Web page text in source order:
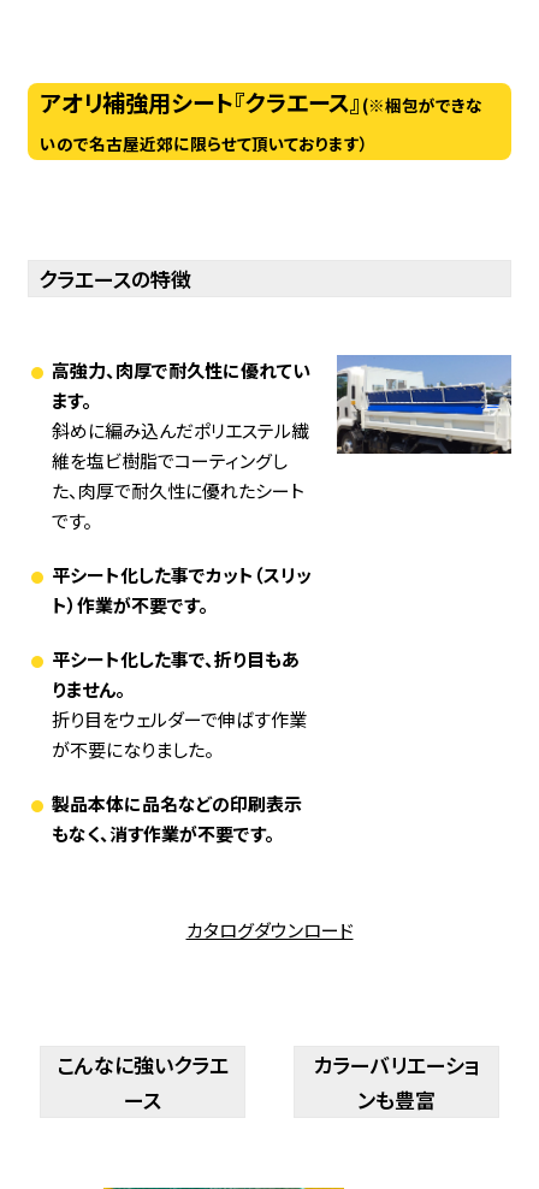
アオリ補強用シート『クラエース』 (※梱包ができな
いので名古屋近郊に限らせて頂いております）
クラエースの特徴
高強力、肉厚で耐久性に優れてい
ます。
斜めに編み込んだポリエステル繊
維を塩ビ樹脂でコーティングし
た、肉厚で耐久性に優れたシート
です。
平シート化した事でカット（スリッ
ト）作業が不要です。
平シート化した事で、折り目もあ
りません。
折り目をウェルダーで伸ばす作業
が不要になりました。
製品本体に品名などの印刷表示
もなく、消す作業が不要です。
カタログダウンロード
こんなに強いクラエ
ース
カラーバリエーショ
ンも豊富